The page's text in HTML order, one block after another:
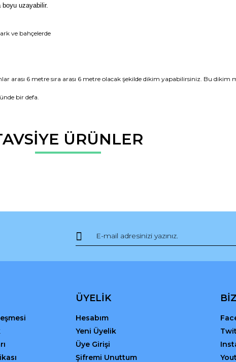
boyu uzayabilir.
ve bahçelerde
arası 6 metre sıra arası 6 metre olacak şekilde dikim yapabilirsiniz. Bu dikim
bir defa.
Bu ürüne ilk yorumu siz yapın!
yetersiz gördüğünüz noktaları öneri formunu kullanarak tarafımıza
Gönder
ÜRÜNLER
ÜYELİK
Hesabım
Yeni Üyelik
Üye Girişi
Şifremi Unuttum